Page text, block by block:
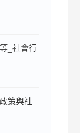
_社會行
策與社